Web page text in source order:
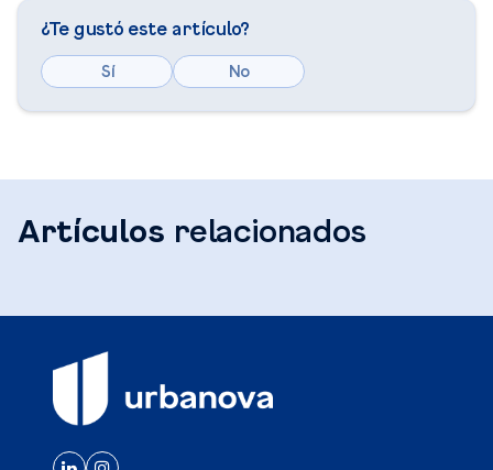
¿Te gustó este artículo?
Sí No
Artículos relacionados